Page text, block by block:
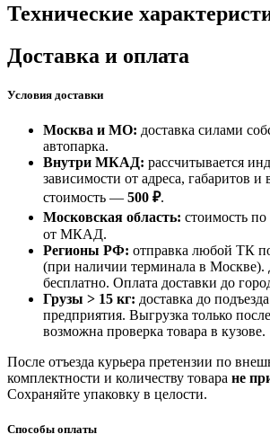
Технические
Доставка и оплата
Условия доставки
Москва и МО: доставка силами
автопарка.
Внутри МКАД: рассчитывается
зависимости от адреса, габаритов
стоимость — 500 ₽.
Московская область: стоимость
от МКАД.
Регионы РФ: отправка любой ТК
(при наличии терминала в
бесплатно. Оплата доставки до
Грузы > 15 кг: доставка до
предприятия. Выгрузка только
возможна проверка товара в кузове.
После отъезда курьера претензии по
комплектности и количеству товара не
Сохраняйте упаковку в целости.
Способы оплаты